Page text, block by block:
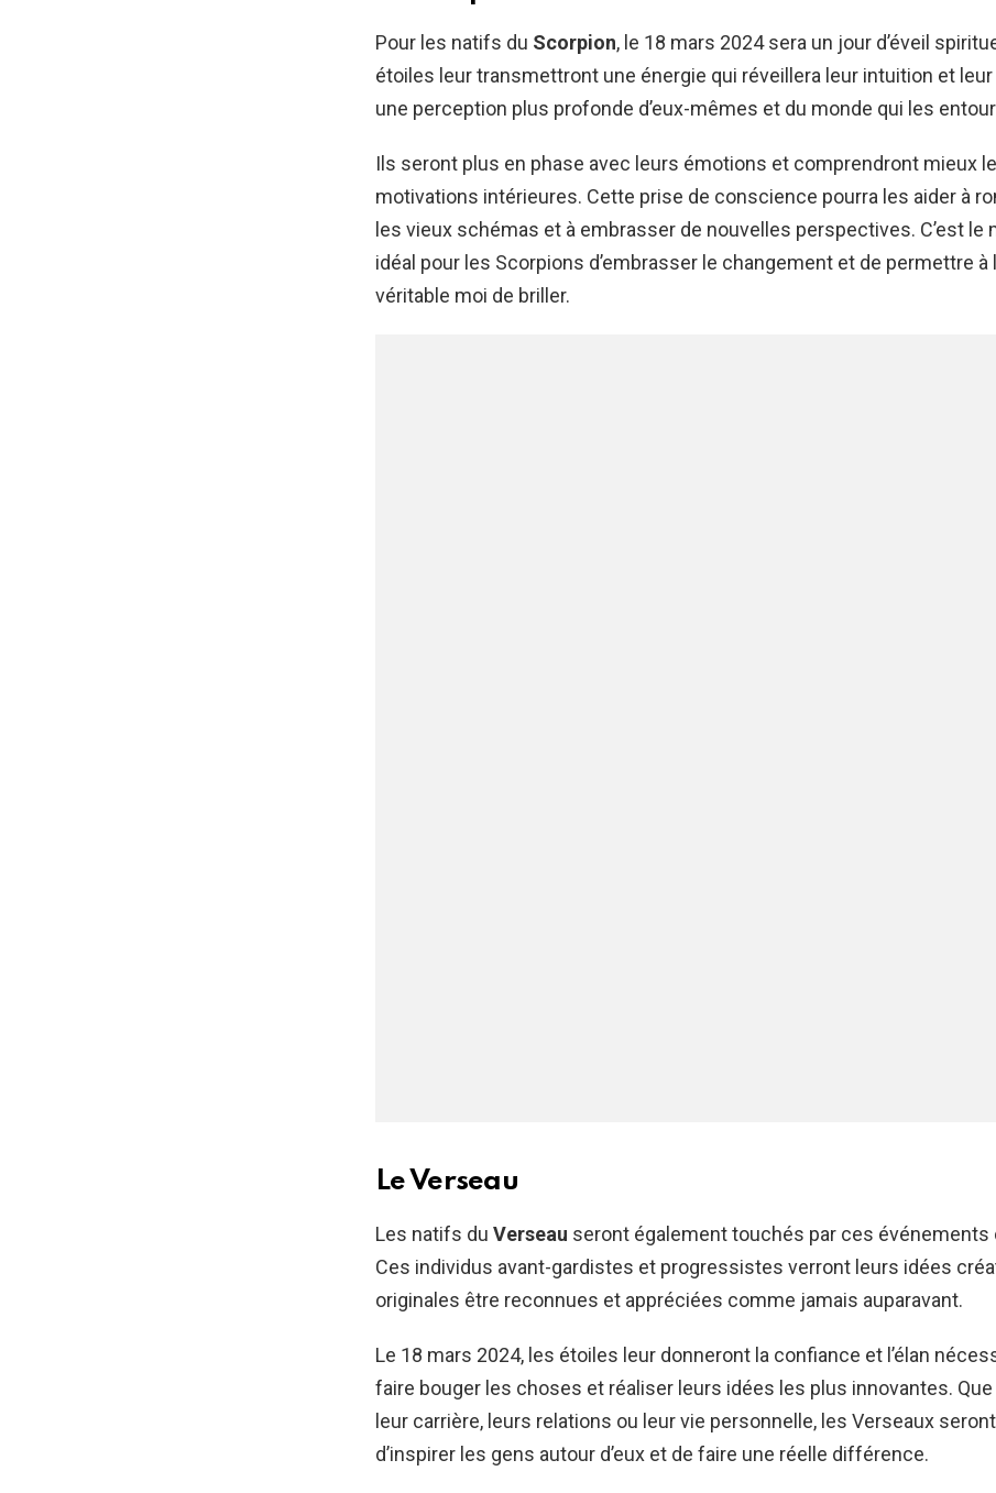
Pour les natifs du Scorpion, le 18 mars 2024 sera un jour d’éveil
étoiles leur transmettront une énergie qui réveillera leur intuition et
une perception plus profonde d’eux-mêmes et du monde qui les
Ils seront plus en phase avec leurs émotions et comprendront mieux
motivations intérieures. Cette prise de conscience pourra les aider à
les vieux schémas et à embrasser de nouvelles perspectives. C’est le
idéal pour les Scorpions d’embrasser le changement et de permettre à
véritable moi de briller.
Le Verseau
Les natifs du Verseau seront également touchés par ces événements
Ces individus avant-gardistes et progressistes verront leurs idées
originales être reconnues et appréciées comme jamais auparavant.
Le 18 mars 2024, les étoiles leur donneront la confiance et l’élan
faire bouger les choses et réaliser leurs idées les plus innovantes.
leur carrière, leurs relations ou leur vie personnelle, les Verseaux
d’inspirer les gens autour d’eux et de faire une réelle différence.